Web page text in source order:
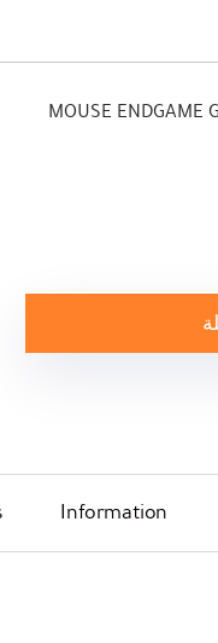
MOUSE ENDGAME
Information